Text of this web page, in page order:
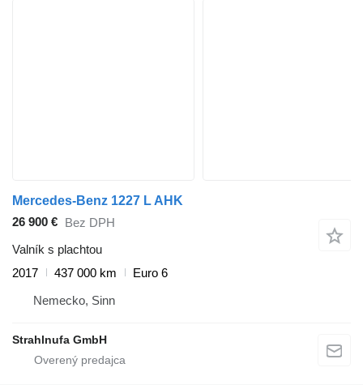
Mercedes-Benz 1227 L AHK
26 900 € Bez DPH
Valník s plachtou
2017
437 000 km
Euro 6
Nemecko, Sinn
Strahlnufa GmbH